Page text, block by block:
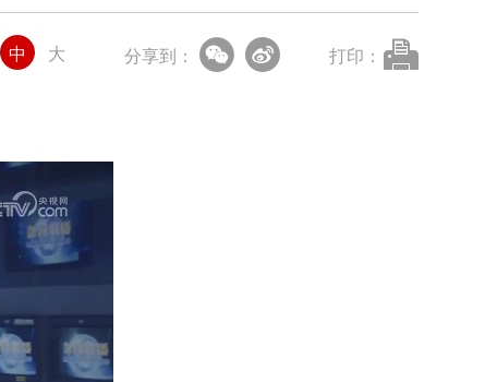
中 大 分享到： 打印：